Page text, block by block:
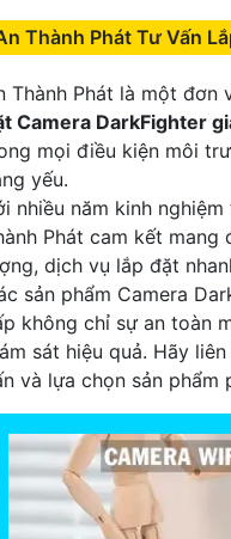
Thành Phát Tư Vấn
Thành Phát là một đơn
Camera DarkFighter
mọi điều kiện môi
yếu.
nhiều năm kinh
Phát cam kết mang
dịch vụ lắp đặt
sản phẩm Camera
không chỉ sự an toàn
sát hiệu quả. Hãy
và lựa chọn sản phẩm